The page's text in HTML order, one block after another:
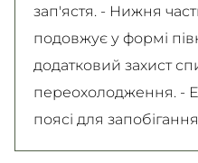
зап'ястя. - Нижня
подовжує у формі
додатковий захист
переохолодження. -
поясі для